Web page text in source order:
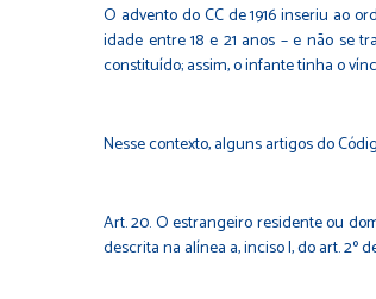
O advento do CC de 1916 inseriu ao
idade entre 18 e 21 anos – e não se
constituído; assim, o infante tinha o
Nesse contexto, alguns artigos do
Art. 20. O estrangeiro residente ou
descrita na alínea a, inciso I, do art. 2º